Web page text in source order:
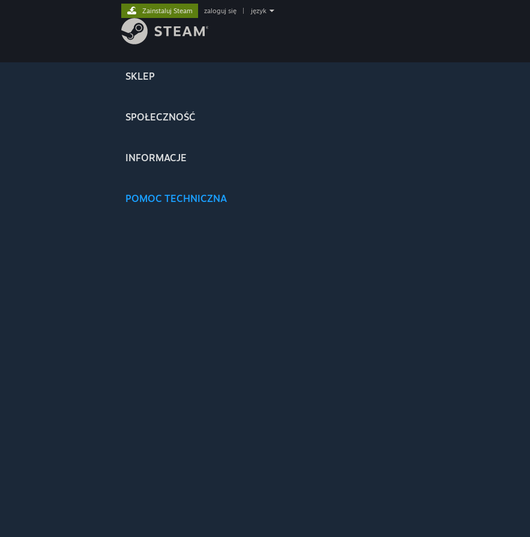
SKLEP
SPOŁECZNOŚĆ
INFORMACJE
POMOC TECHNICZNA
Zainstaluj Steam zaloguj się język